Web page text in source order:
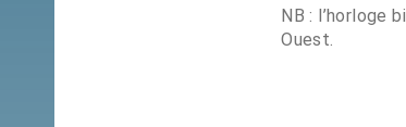
NB : l’horloge
Ouest.